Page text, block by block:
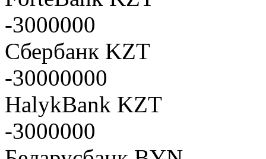
-3000000
Сбербанк KZT
-30000000
HalykBank KZT
-3000000